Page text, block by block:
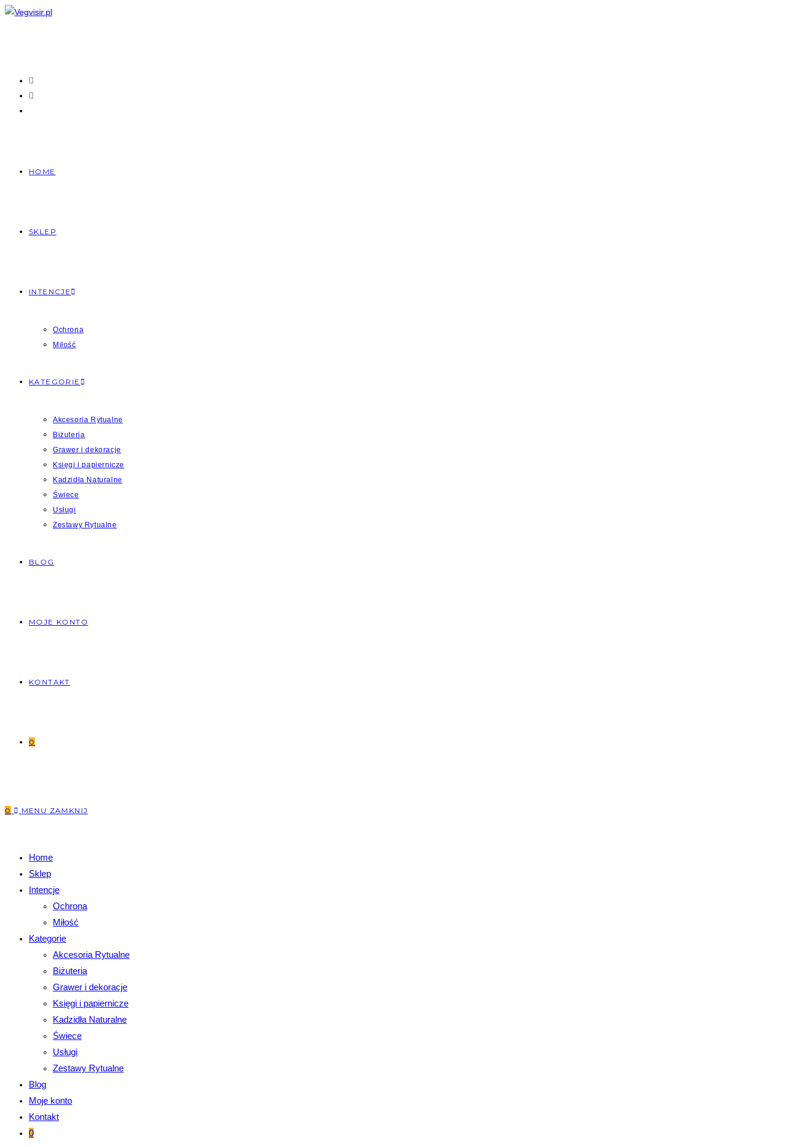
Skip
HOME
SKLEP
INTENCJE
Ochrona
Miłość
KATEGORIE
Akcesoria Rytualne
Biżuteria
Grawer i dekoracje
Księgi i papiernicze
Kadzidła Naturalne
Świece
Usługi
Zestawy Rytualne
BLOG
MOJE KONTO
KONTAKT
0
0 MENU ZAMKNIJ
Home
Sklep
Intencje
Ochrona
Miłość
Kategorie
Akcesoria Rytualne
Biżuteria
Grawer i dekoracje
Księgi i papiernicze
Kadzidła Naturalne
Świece
Usługi
Zestawy Rytualne
Blog
Moje konto
Kontakt
0